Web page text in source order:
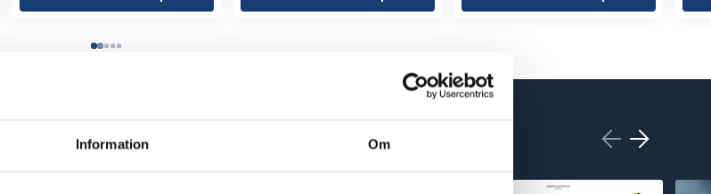
Information Om